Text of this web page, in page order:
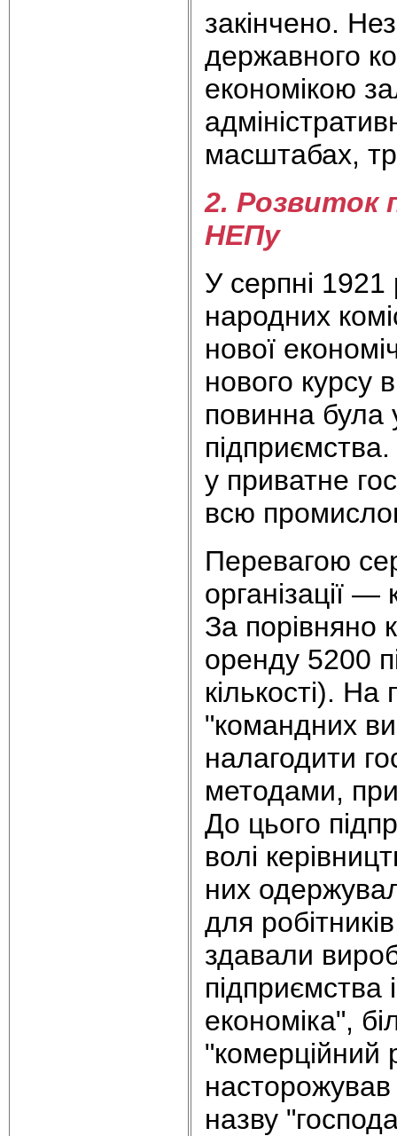
закінчено.
державного
економікою
масштабах,
2. Розвиток
НЕПу
У серпні
народних
нової
нового курсу
повинна була
у приватне
всю
Перевагою
організації
За порівняно
оренду 5200
кількості).
"командних
налагодити
методами,
До цього
волі
них
для
здавали
підприємства
економіка",
"комерційний
насторожував
назву